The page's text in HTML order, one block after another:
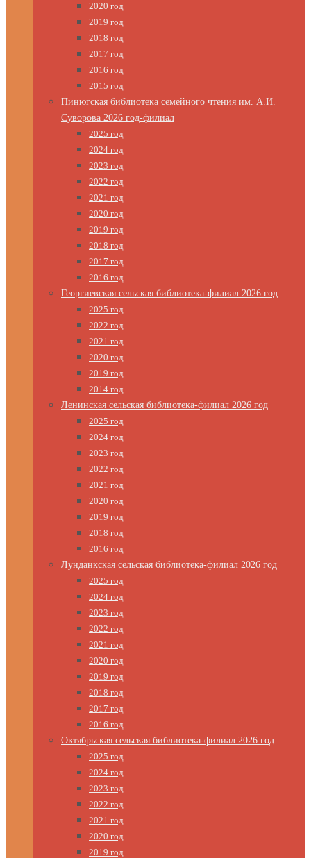
2020 год
2019 год
2018 год
2017 год
2016 год
2015 год
Пинюгская библиотека семейного чтения им. А.И.
Суворова 2026 год-филиал
2025 год
2024 год
2023 год
2022 год
2021 год
2020 год
2019 год
2018 год
2017 год
2016 год
Георгиевская сельская библиотека-филиал 2026 год
2025 год
2022 год
2021 год
2020 год
2019 год
2014 год
Ленинская сельская библиотека-филиал 2026 год
2025 год
2024 год
2023 год
2022 год
2021 год
2020 год
2019 год
2018 год
2016 год
Лунданкская сельская библиотека-филиал 2026 год
2025 год
2024 год
2023 год
2022 год
2021 год
2020 год
2019 год
2018 год
2017 год
2016 год
Октябрьская сельская библиотека-филиал 2026 год
2025 год
2024 год
2023 год
2022 год
2021 год
2020 год
2019 год